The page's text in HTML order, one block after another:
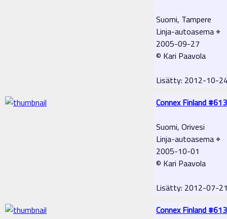
Suomi, Tampere
Linja-autoasema ⌖
2005-09-27
© Kari Paavola
Lisätty: 2012-10-
Connex Finland #613
Suomi, Orivesi
Linja-autoasema ⌖
2005-10-01
© Kari Paavola
Lisätty: 2012-07-
Connex Finland #613